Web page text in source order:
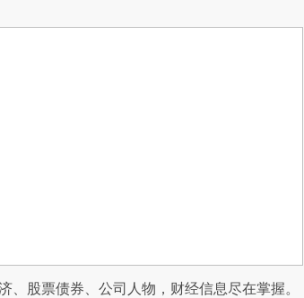
、股票债券、公司人物，财经信息尽在掌握。